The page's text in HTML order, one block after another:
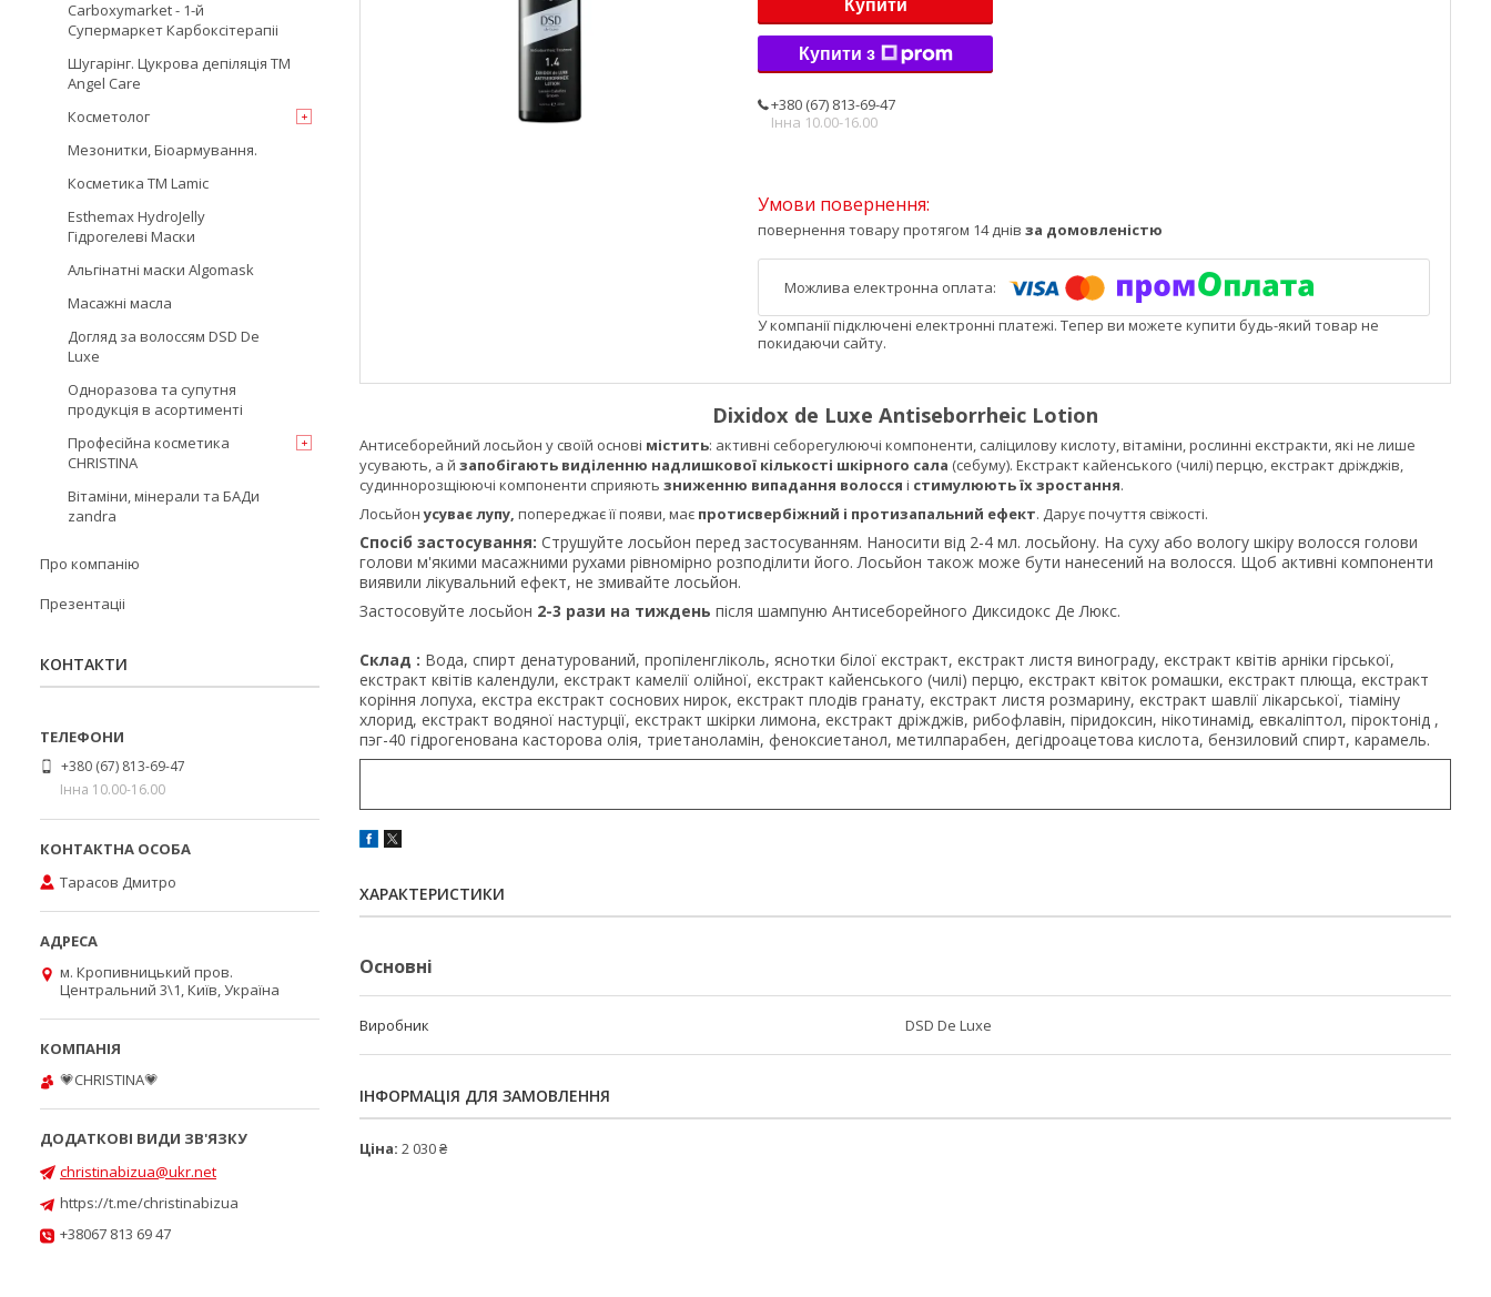
Купити
Купити з
+380 (67) 813-69-47
Інна 10.00-16.00
повернення товару протягом 14 днів за домовленістю
У компанії підключені електронні платежі. Тепер ви можете купити будь-який товар не
покидаючи сайту.
Dixidox de Luxe Antiseborrheic Lotion
Антисеборейний лосьйон у своїй основі містить: активні себорегулюючі компоненти, саліцилову кислоту, вітаміни, рослинні екстракти, які не лише
усувають, а й запобігають виділенню надлишкової кількості шкірного сала (себуму). Екстракт кайенського (чилі) перцю, екстракт дріжджів,
судиннорозщіюючі компоненти сприяють зниженню випадання волосся і стимулюють їх зростання.
Лосьйонусуває лупу, попереджає її появи, має протисвербіжний і протизапальний ефект. Дарує почуття свіжості.
Спосіб застосування: Струшуйте лосьйон перед застосуванням. Наносити від 2-4 мл. лосьйону. На суху або вологу шкіру волосся голови
голови м'якими масажними рухами рівномірно розподілити його. Лосьйон також може бути нанесений на волосся. Щоб активні компоненти
виявили лікувальний ефект, не змивайте лосьйон.
Застосовуйте лосьйон 2-3 рази на тиждень після шампуню Антисеборейного Диксидокс Де Люкс.
Cклад : Вода, спирт денатурований, пропіленгліколь, яснотки білої екстракт, екстракт листя винограду, екстракт квітів арніки гірської,
екстракт квітів календули, екстракт камелії олійної, екстракт кайенського (чилі) перцю, екстракт квіток ромашки, екстракт плюща, екстракт
коріння лопуха, екстра екстракт соснових нирок, екстракт плодів гранату, екстракт листя розмарину, екстракт шавлії лікарської, тіаміну
хлорид, екстракт водяної настурції, екстракт шкірки лимона, екстракт дріжджів, рибофлавін, піридоксин, нікотинамід, евкаліптол, піроктонід ,
пэг-40 гідрогенована касторова олія, триетаноламін, феноксиетанол, метилпарабен, дегідроацетова кислота, бензиловий спирт, карамель.
ХАРАКТЕРИСТИКИ
Основні
Виробник DSD De Luxe
ІНФОРМАЦІЯ ДЛЯ ЗАМОВЛЕННЯ
Ціна: 2 030 ₴
Carboxymarket - 1-й
Супермаркет Карбоксітерапіі
Шугарінг. Цукрова депіляція TM
Angel Care
Косметолог
Мезонитки, Біоармування.
Косметика TM Lamic
Esthemax HydroJelly
Гідрогелеві Маски
Альгінатні маски Algomask
Масажні масла
Догляд за волоссям DSD De
Luxe
Одноразова та супутня
продукція в асортименті
Професійна косметика
CHRISTINA
Вітаміни, мінерали та БАДи
zandra
Про компанію
Презентаціі
КОНТАКТИ
+380 (67) 813-69-47
Інна 10.00-16.00
Тарасов Дмитро
м. Кропивницький пров.
Центральний 3\1, Київ, Україна
💗CHRISTINA💗
christinabizua@ukr.net
https://t.me/christinabizua
+38067 813 69 47